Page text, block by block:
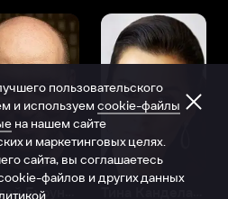
пользовательского
и используем cookie-файлы
на нашем сайте
и маркетинговых целях.
сайта, вы соглашаетесь
файлов и других данных